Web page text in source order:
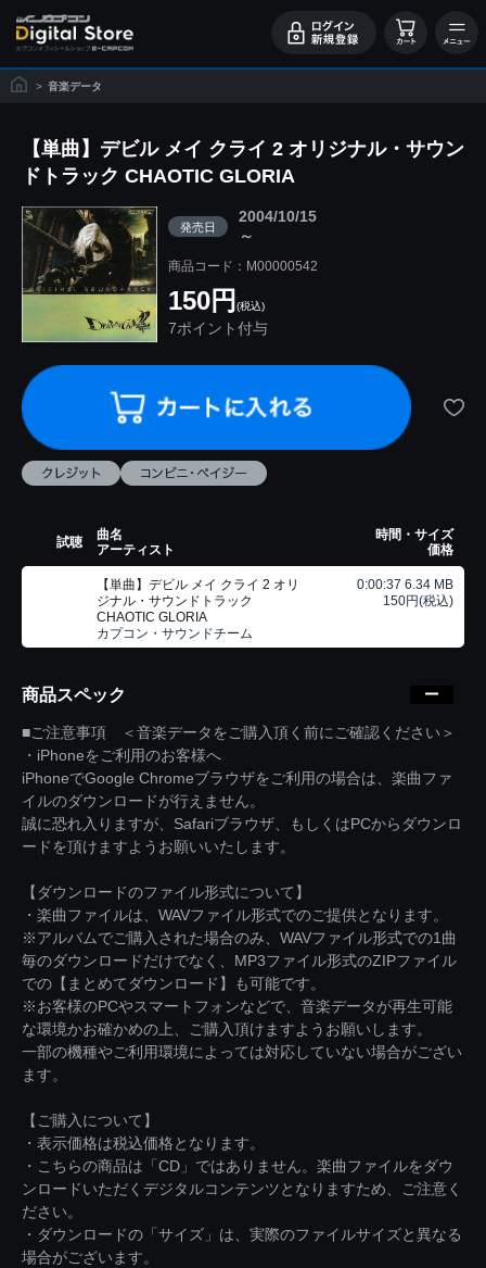
> 音楽データ
【単曲】デビル メイ クライ 2 オリジナル・サウン
ドトラック CHAOTIC GLORIA
発売日
2004/10/15
～
商品コード：M00000542
150円 (税込)
7ポイント付与
試聴
曲名
アーティスト
時間・サイズ
価格
【単曲】デビル メイ クライ 2 オリ
ジナル・サウンドトラック
CHAOTIC GLORIA
カプコン・サウンドチーム
0:00:37 6.34 MB
150円(税込)
商品スペック
■ご注意事項 ＜音楽データをご購入頂く前にご確認ください＞
・iPhoneをご利用のお客様へ
iPhoneでGoogle Chromeブラウザをご利用の場合は、楽曲ファ
イルのダウンロードが行えません。
誠に恐れ入りますが、Safariブラウザ、もしくはPCからダウンロ
ードを頂けますようお願いいたします。
【ダウンロードのファイル形式について】
・楽曲ファイルは、WAVファイル形式でのご提供となります。
※アルバムでご購入された場合のみ、WAVファイル形式での1曲
毎のダウンロードだけでなく、MP3ファイル形式のZIPファイル
での【まとめてダウンロード】も可能です。
※お客様のPCやスマートフォンなどで、音楽データが再生可能
な環境かお確かめの上、ご購入頂けますようお願いします。
一部の機種やご利用環境によっては対応していない場合がござい
ます。
【ご購入について】
・表示価格は税込価格となります。
・こちらの商品は「CD」ではありません。楽曲ファイルをダウ
ンロードいただくデジタルコンテンツとなりますため、ご注意く
ださい。
・ダウンロードの「サイズ」は、実際のファイルサイズと異なる
場合がございます。